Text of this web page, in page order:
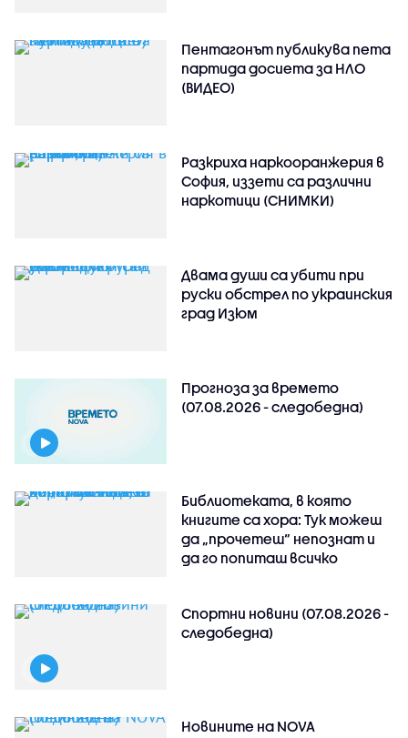
Пентагонът публикува пета
партида досиета за НЛО
(ВИДЕО)
Разкриха наркооранжерия в
София, иззети са различни
наркотици (СНИМКИ)
Двама души са убити при
руски обстрeл по украинския
град Изюм
Прогноза за времето
(07.08.2026 - следобедна)
Библиотеката, в която
книгите са хора: Тук можеш
да „прочетеш“ непознат и
да го попиташ всичко
Спортни новини (07.08.2026 -
следобедна)
Новините на NOVA